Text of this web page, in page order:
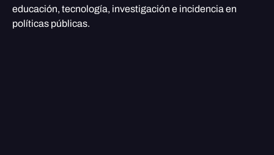
educación, tecnología, investigación e incidencia en
políticas públicas.